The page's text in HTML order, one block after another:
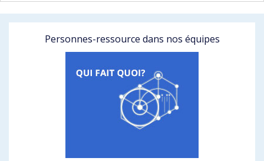
Personnes-ressource dans nos équipes